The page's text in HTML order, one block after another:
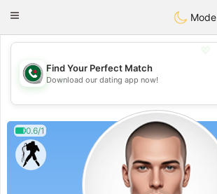
Weshrak
Toggle
Mode
💖
💕
Find Your Perfect Match
Download our dating app now!
0.6/1